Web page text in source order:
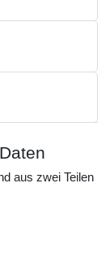
aus zwei Teilen